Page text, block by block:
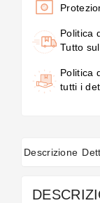
Politica
Tutto
Politica
tutti i
Descrizione